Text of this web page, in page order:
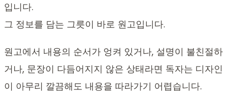
입니다.
그 정보를 담는 그릇이 바로 원고입니다.
원고에서 내용의 순서가 엉켜 있거나, 설명이 불친절하
거나, 문장이 다듬어지지 않은 상태라면 독자는 디자인
이 아무리 깔끔해도 내용을 따라가기 어렵습니다.